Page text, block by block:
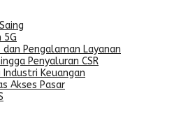
5G
Pengalaman Layanan
Penyaluran CSR
Keuangan
Akses Pasar